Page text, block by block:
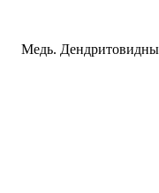
Медь.